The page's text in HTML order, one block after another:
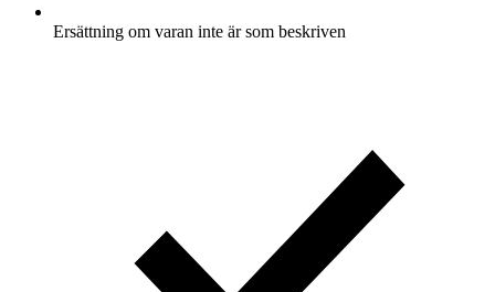
Ersättning om varan inte är som beskriven